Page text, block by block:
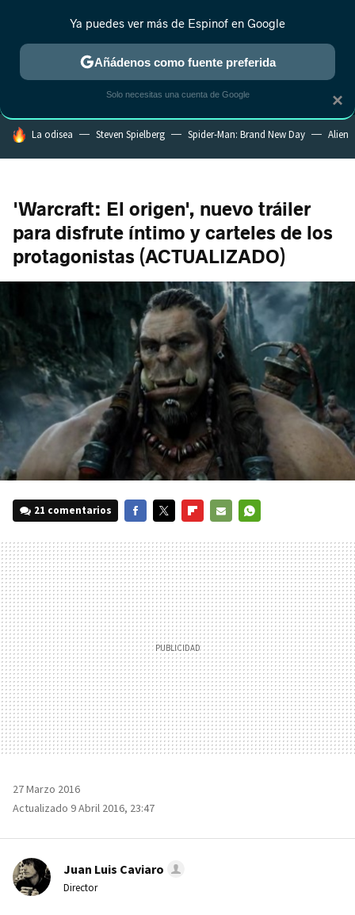
MENÚ NUEVO
ESTRENOS REALITY ANIME RANKINGS CINE
HOY SE HABLA DE
La odisea Steven Spielberg Spider-Man: Brand New Day Alien
'Warcraft: El origen', nuevo tráiler
para disfrute íntimo y carteles de los
protagonistas (ACTUALIZADO)
21 comentarios
MAIL
27 Marzo 2016
Actualizado 9 Abril 2016, 23:47
Juan Luis Caviaro
Director
×
Ya puedes ver más de Espinof en Google
Añádenos como fuente preferida
Solo necesitas una cuenta de Google